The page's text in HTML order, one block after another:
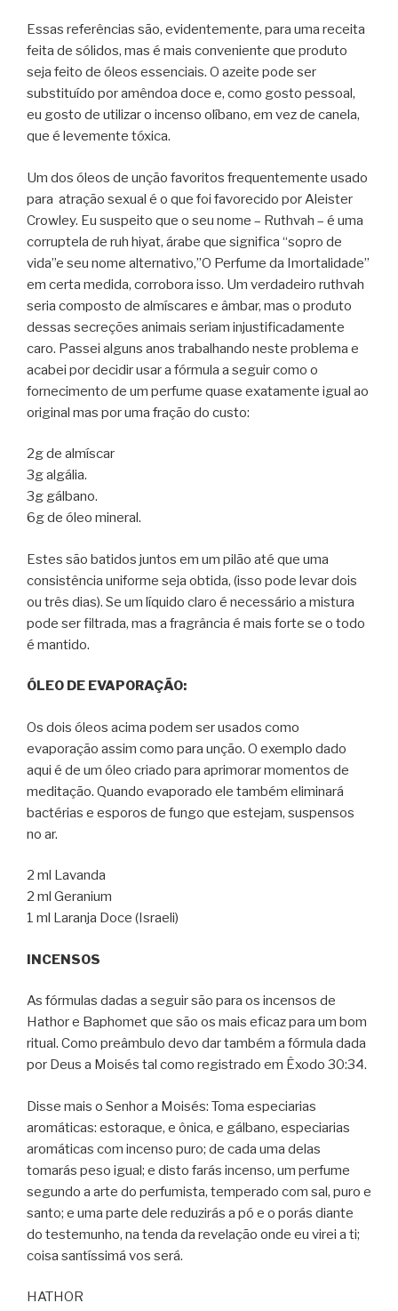
Essas referências são, evidentemente, para uma receita
feita de sólidos, mas é mais conveniente que produto
seja feito de óleos essenciais. O azeite pode ser
substituído por amêndoa doce e, como gosto pessoal,
eu gosto de utilizar o incenso olíbano, em vez de canela,
que é levemente tóxica.
Um dos óleos de unção favoritos frequentemente usado
para atração sexual é o que foi favorecido por Aleister
Crowley. Eu suspeito que o seu nome – Ruthvah – é uma
corruptela de ruh hiyat, árabe que significa “sopro de
vida”e seu nome alternativo,”O Perfume da Imortalidade”
em certa medida, corrobora isso. Um verdadeiro ruthvah
seria composto de almíscares e âmbar, mas o produto
dessas secreções animais seriam injustificadamente
caro. Passei alguns anos trabalhando neste problema e
acabei por decidir usar a fórmula a seguir como o
fornecimento de um perfume quase exatamente igual ao
original mas por uma fração do custo:
2g de almíscar
3g algália.
3g gálbano.
6g de óleo mineral.
Estes são batidos juntos em um pilão até que uma
consistência uniforme seja obtida, (isso pode levar dois
ou três dias). Se um líquido claro é necessário a mistura
pode ser filtrada, mas a fragrância é mais forte se o todo
é mantido.
ÓLEO DE EVAPORAÇÃO:
Os dois óleos acima podem ser usados como
evaporação assim como para unção. O exemplo dado
aqui é de um óleo criado para aprimorar momentos de
meditação. Quando evaporado ele também eliminará
bactérias e esporos de fungo que estejam, suspensos
no ar.
2 ml Lavanda
2 ml Geranium
1 ml Laranja Doce (Israeli)
INCENSOS
As fórmulas dadas a seguir são para os incensos de
Hathor e Baphomet que são os mais eficaz para um bom
ritual. Como preâmbulo devo dar também a fórmula dada
por Deus a Moisés tal como registrado em Êxodo 30:34.
Disse mais o Senhor a Moisés: Toma especiarias
aromáticas: estoraque, e ônica, e gálbano, especiarias
aromáticas com incenso puro; de cada uma delas
tomarás peso igual; e disto farás incenso, um perfume
segundo a arte do perfumista, temperado com sal, puro e
santo; e uma parte dele reduzirás a pó e o porás diante
do testemunho, na tenda da revelação onde eu virei a ti;
coisa santíssimá vos será.
HATHOR